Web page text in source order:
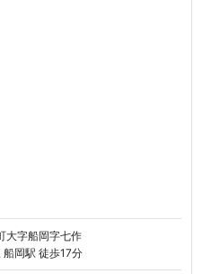
大字船岡字七作
船岡駅 徒歩17分